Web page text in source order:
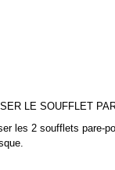
LE SOUFFLET
les 2 soufflets pare-